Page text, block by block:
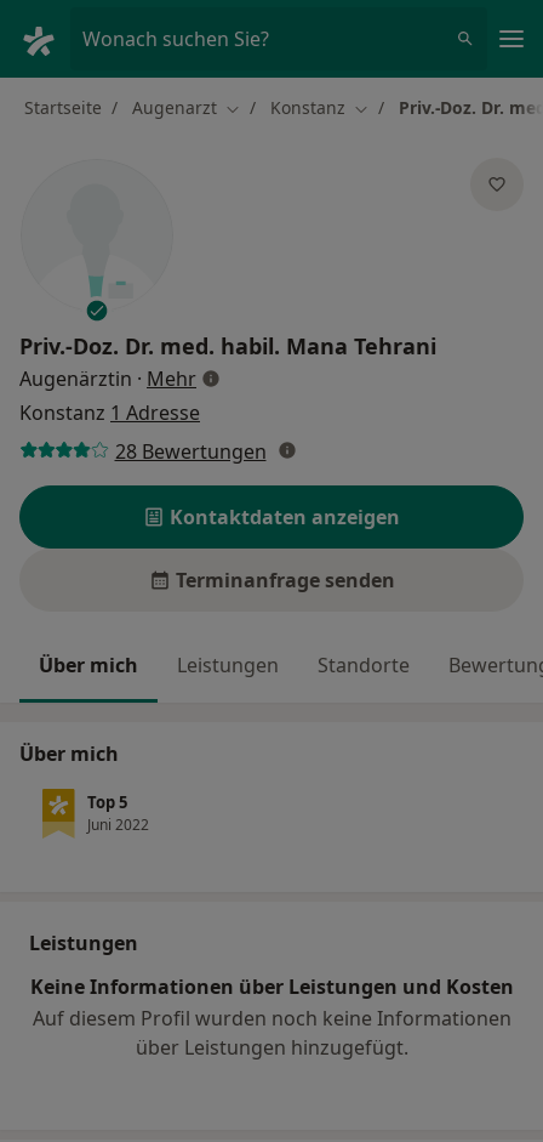
Wonach suchen Sie?
Startseite Augenarzt Stadt ändern
Konstanz Stadt ändern
Priv.-Doz. Dr.
Priv.-Doz. Dr. med. habil. Mana Tehrani
Augenärztin · Mehrüber Spezialisierungen
Konstanz 1 Adresse
28 Bewertungen
Kontaktdaten anzeigen
Terminanfrage senden
Über mich Leistungen Standorte
Über mich
Top 5
Juni 2022
Leistungen
Keine Informationen über Leistungen und Kosten
Auf diesem Profil wurden noch keine Informationen
über Leistungen hinzugefügt.